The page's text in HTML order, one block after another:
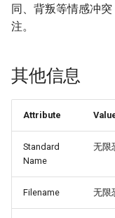
同、背叛等情感冲
注。
其他信息
Attribute
Standard
Name
无限
Filename 无限